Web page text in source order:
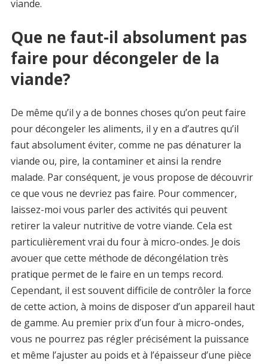
viande.
Que ne faut-il absolument pas
faire pour décongeler de la
viande?
De même qu’il y a de bonnes choses qu’on peut faire
pour décongeler les aliments, il y en a d’autres qu’il
faut absolument éviter, comme ne pas dénaturer la
viande ou, pire, la contaminer et ainsi la rendre
malade. Par conséquent, je vous propose de découvrir
ce que vous ne devriez pas faire. Pour commencer,
laissez-moi vous parler des activités qui peuvent
retirer la valeur nutritive de votre viande. Cela est
particulièrement vrai du four à micro-ondes. Je dois
avouer que cette méthode de décongélation très
pratique permet de le faire en un temps record.
Cependant, il est souvent difficile de contrôler la force
de cette action, à moins de disposer d’un appareil haut
de gamme. Au premier prix d’un four à micro-ondes,
vous ne pourrez pas régler précisément la puissance
et même l’ajuster au poids et à l’épaisseur d’une pièce